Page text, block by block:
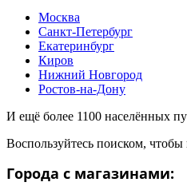
Москва
Санкт-Петербург
Екатеринбург
Киров
Нижний Новгород
Ростов-на-Дону
И ещё более 1100 населённых
Воспользуйтесь поиском,
Города с магазинами: